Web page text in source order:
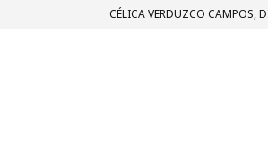
CÉLICA VERDUZCO CAMPOS,